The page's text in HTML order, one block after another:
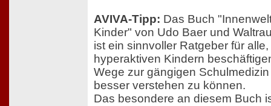
AVIVA-Tipp: Das Buch
Kinder" von Udo Baer und
ist ein sinnvoller Ratgeber für
hyperaktiven Kindern
Wege zur gängigen
besser verstehen zu können.
Das besondere an diesem Buch